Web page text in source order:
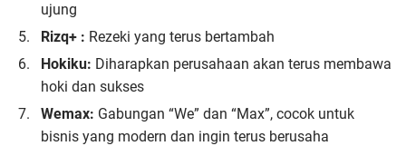
ujung
Rizq+ : Rezeki yang terus bertambah
Hokiku: Diharapkan perusahaan akan terus membawa
hoki dan sukses
Wemax: Gabungan “We” dan “Max”, cocok untuk
bisnis yang modern dan ingin terus berusaha